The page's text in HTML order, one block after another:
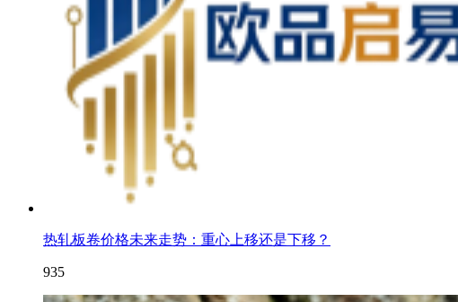
热轧板卷价格未来走势：重心上移还是下移？
935